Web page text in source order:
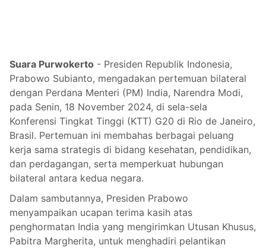
Suara Purwokerto - Presiden Republik Indonesia,
Prabowo Subianto, mengadakan pertemuan bilateral
dengan Perdana Menteri (PM) India, Narendra Modi,
pada Senin, 18 November 2024, di sela-sela
Konferensi Tingkat Tinggi (KTT) G20 di Rio de Janeiro,
Brasil. Pertemuan ini membahas berbagai peluang
kerja sama strategis di bidang kesehatan, pendidikan,
dan perdagangan, serta memperkuat hubungan
bilateral antara kedua negara.
Dalam sambutannya, Presiden Prabowo
menyampaikan ucapan terima kasih atas
penghormatan India yang mengirimkan Utusan Khusus,
Pabitra Margherita, untuk menghadiri pelantikan